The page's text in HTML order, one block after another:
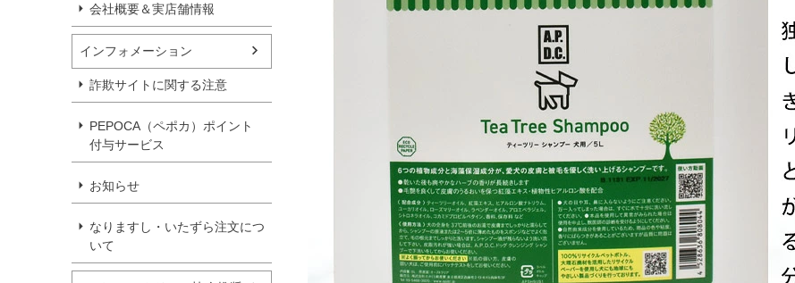
会社概要＆実店舗情報
インフォメーション
詐欺サイトに関する注意
PEPOCA（ペポカ）ポイント
付与サービス
お知らせ
なりますし・いたずら注文につ
いて